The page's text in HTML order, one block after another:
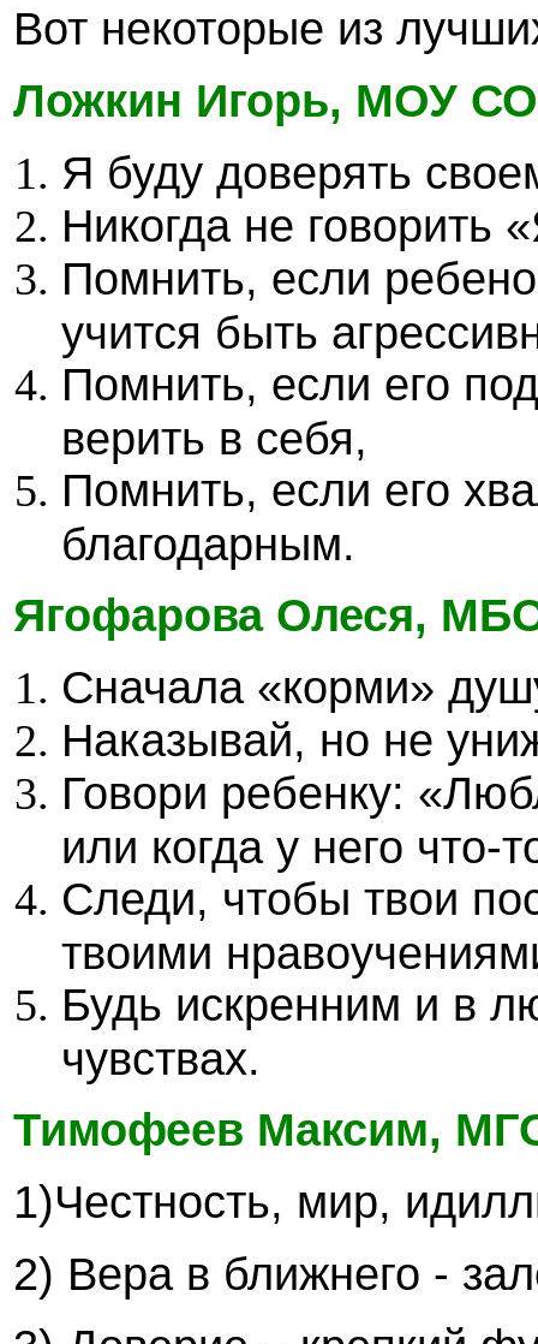
Вот некоторые из
Ложкин Игорь, МОУ
Я буду доверять
Никогда не
Помнить, если
учится быть
Помнить, если его
верить в себя,
Помнить, если его
благодарным.
Ягофарова Олеся,
Сначала «корми»
Наказывай, но не
Говори ребенку:
или когда у него что-
Следи, чтобы твои
твоими
Будь искренним и в
чувствах.
Тимофеев Максим,
1)Честность, мир,
2) Вера в ближнего -